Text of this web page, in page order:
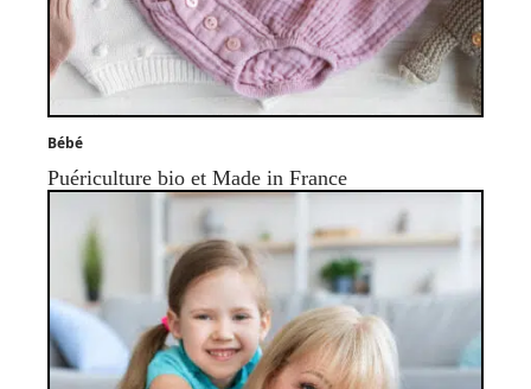
Bébé
Puériculture bio et Made in France